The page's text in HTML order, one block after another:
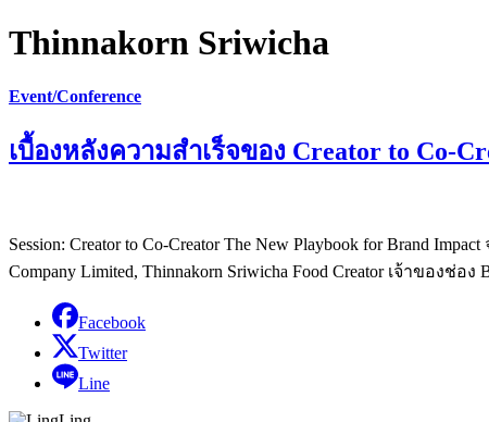
Thinnakorn Sriwicha
Event/Conference
เบื้องหลังความสำเร็จของ Creator to Co-
Session: Creator to Co-Creator The New Playbook for Brand
Company Limited, Thinnakorn Sriwicha Food Creator เจ้าของช่อ
Facebook
Twitter
Line